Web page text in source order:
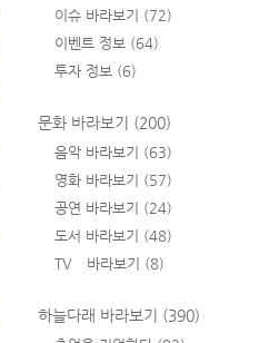
이슈 바라보기 (72)
이벤트 정보 (64)
투자 정보 (6)
문화 바라보기 (200)
음악 바라보기 (63)
영화 바라보기 (57)
공연 바라보기 (24)
도서 바라보기 (48)
TV 바라보기 (8)
하늘다래 바라보기 (390)